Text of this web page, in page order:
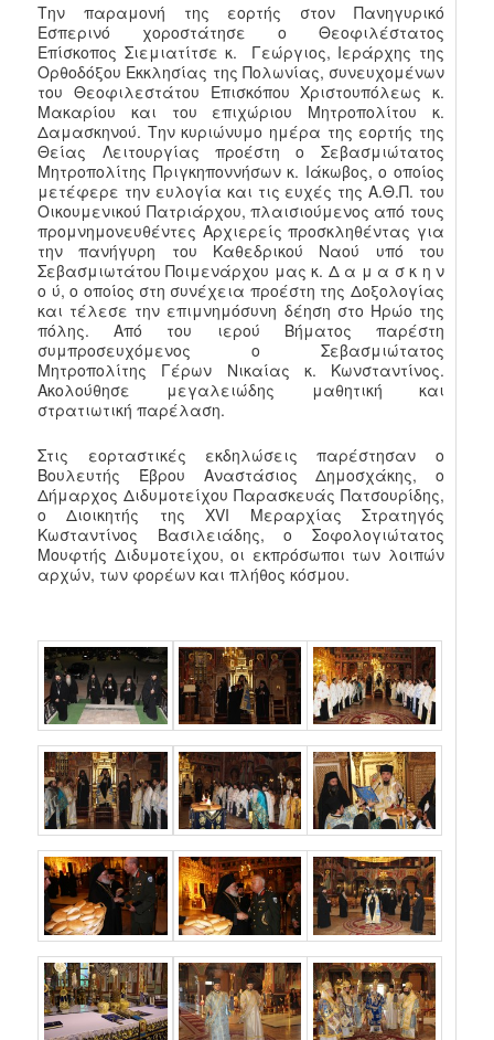
Την παραμονή της εορτής στον Πανηγυρικό
Εσπερινό χοροστάτησε ο Θεοφιλέστατος
Επίσκοπος Σιεμιατίτσε κ. Γεώργιος, Ιεράρχης της
Ορθοδόξου Εκκλησίας της Πολωνίας, συνευχομένων
του Θεοφιλεστάτου Επισκόπου Χριστουπόλεως κ.
Μακαρίου και του επιχώριου Μητροπολίτου κ.
Δαμασκηνού. Την κυριώνυμο ημέρα της εορτής της
Θείας Λειτουργίας προέστη ο Σεβασμιώτατος
Μητροπολίτης Πριγκηποννήσων κ. Ιάκωβος, ο οποίος
μετέφερε την ευλογία και τις ευχές της Α.Θ.Π. του
Οικουμενικού Πατριάρχου, πλαισιούμενος από τους
προμνημονευθέντες Αρχιερείς προσκληθέντας για
την πανήγυρη του Καθεδρικού Ναού υπό του
Σεβασμιωτάτου Ποιμενάρχου μας κ. Δ α μ α σ κ η ν
ο ύ, ο οποίος στη συνέχεια προέστη της Δοξολογίας
και τέλεσε την επιμνημόσυνη δέηση στο Ηρώο της
πόλης. Από του ιερού Βήματος παρέστη
συμπροσευχόμενος ο Σεβασμιώτατος
Μητροπολίτης Γέρων Νικαίας κ. Κωνσταντίνος.
Ακολούθησε μεγαλειώδης μαθητική και
στρατιωτική παρέλαση.
Στις εορταστικές εκδηλώσεις παρέστησαν ο
Βουλευτής Έβρου Αναστάσιος Δημοσχάκης, ο
Δήμαρχος Διδυμοτείχου Παρασκευάς Πατσουρίδης,
ο Διοικητής της XVI Μεραρχίας Στρατηγός
Κωσταντίνος Βασιλειάδης, ο Σοφολογιώτατος
Μουφτής Διδυμοτείχου, οι εκπρόσωποι των λοιπών
αρχών, των φορέων και πλήθος κόσμου.